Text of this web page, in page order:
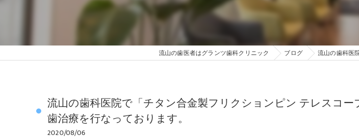
流山の歯医者はグランツ歯科クリニック ブログ 流山の歯科医
流山の歯科医院で「チタン合金製フリクションピン テレスコー
歯治療を行なっております。
2020/08/06